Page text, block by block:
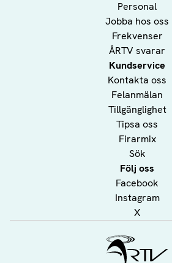
Personal
Jobba hos oss
Frekvenser
ÅRTV svarar
Kundservice
Kontakta oss
Felanmälan
Tillgänglighet
Tipsa oss
Firarmix
Sök
Följ oss
Facebook
Instagram
X